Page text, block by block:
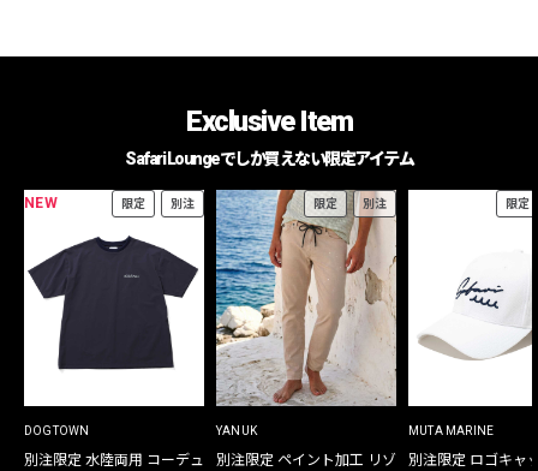
Exclusive Item
Safari Loungeでしか買えない限定アイテム
NEW 限定 別注
DOGTOWN
別注限定 水陸両用 コーデュ
限定 別注
YANUK
別注限定 ペイント加工 リゾ
限定
MUTA MARINE
別注限定 ロゴキャ